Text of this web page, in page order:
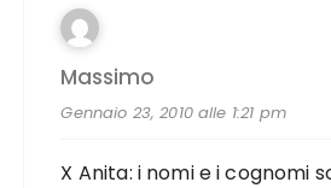
Massimo
Gennaio 23, 2010 alle 1:21 pm
X Anita: i nomi e i cognomi